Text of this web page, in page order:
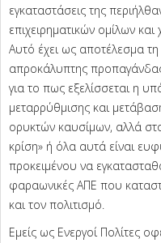
εγκαταστάσεις της
επιχειρηματικών ομίλων
Αυτό έχει ως αποτέλεσμα
απροκάλυπτης
για το πως εξελίσσεται η
μεταρρύθμισης και
ορυκτών καυσίμων, αλλά
κρίση» ή όλα αυτά είναι
προκειμένου να
φαραωνικές ΑΠΕ που
και τον πολιτισμό.
Εμείς ως Ενεργοί Πολίτες